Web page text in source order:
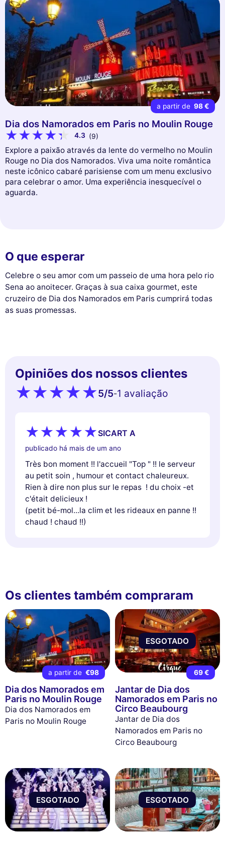
a partir de 98 €
Dia dos Namorados em Paris no Moulin Rouge
4.3 (9)
Explore a paixão através da lente do vermelho no Moulin
Rouge no Dia dos Namorados. Viva uma noite romântica
neste icônico cabaré parisiense com um menu exclusivo
para celebrar o amor. Uma experiência inesquecível o
aguarda.
O que esperar
Celebre o seu amor com um passeio de uma hora pelo rio
Sena ao anoitecer. Graças à sua caixa gourmet, este
cruzeiro de Dia dos Namorados em Paris cumprirá todas
as suas promessas.
Opiniões dos nossos clientes
5/5-1 avaliação
SICART A
publicado há mais de um ano
Très bon moment !! l'accueil "Top " !! le serveur
au petit soin , humour et contact chaleureux.
Rien à dire non plus sur le repas ! du choix -et
c'était delicieux !
(petit bé-mol...la clim et les rideaux en panne !!
chaud ! chaud !!)
Os clientes também compraram
a partir de €98
Dia dos Namorados em
Paris no Moulin Rouge
Dia dos Namorados em
Paris no Moulin Rouge
ESGOTADO
69 €
Jantar de Dia dos
Namorados em Paris no
Circo Beaubourg
Jantar de Dia dos
Namorados em Paris no
Circo Beaubourg
ESGOTADO ESGOTADO